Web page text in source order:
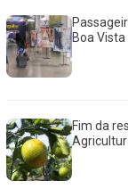
Boa
Fim da